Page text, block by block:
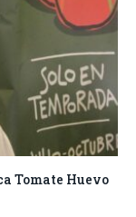
Tomate Huevo